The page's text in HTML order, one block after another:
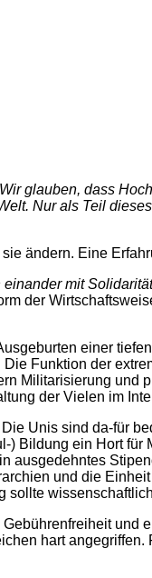
glauben, dass
Nur als Teil
ändern. Eine
mit
der
einer
Funktion der
Militarisierung und
der Vielen im
Unis sind da-für
) Bildung ein Hort
ausgedehntes
und die
sollte
und
hart